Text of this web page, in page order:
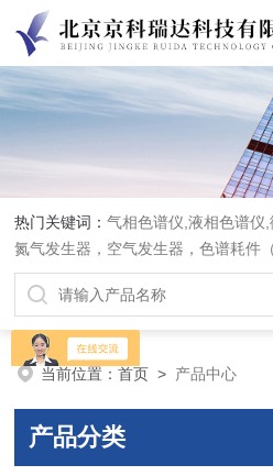
热门关键词：气相色谱仪,液相色谱仪
氮气发生器，空气发生器，色谱耗件
阀件、进样器、色谱担体），顶空进
计，原子吸收分光光度计，傅立叶红
室产品。
当前位置：首页 > 产品中心
产品分类